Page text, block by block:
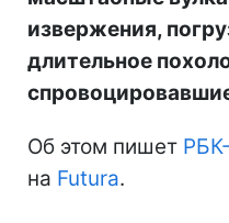
извержения,
длительное
Об этом пишет
на Futura.